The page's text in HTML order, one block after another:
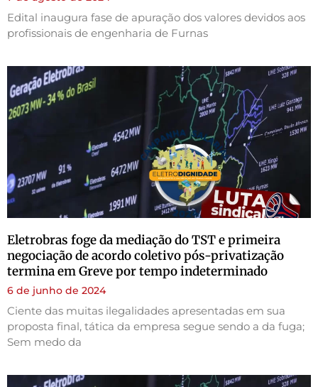
Edital inaugura fase de apuração dos valores devidos aos
profissionais de engenharia de Furnas
Eletrobras foge da mediação do TST e primeira
negociação de acordo coletivo pós-privatização
termina em Greve por tempo indeterminado
6 de junho de 2024
Ciente das muitas ilegalidades apresentadas em sua
proposta final, tática da empresa segue sendo a da fuga;
Sem medo da